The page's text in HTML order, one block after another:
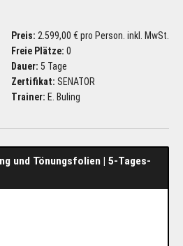
Preis: 2.599,00 € pro Person. inkl. MwSt.
Freie Plätze: 0
Dauer: 5 Tage
Zertifikat: SENATOR
Trainer: E. Buling
und Tönungsfolien | 5-Tages-